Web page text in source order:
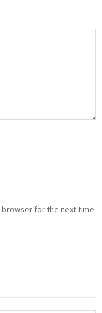
browser for the next time